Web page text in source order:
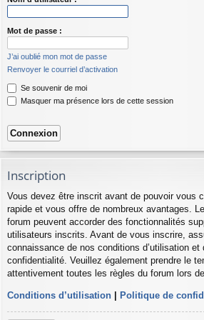
Mot de passe :
J’ai oublié mon mot de passe
Renvoyer le courriel d’activation
Se souvenir de moi
Masquer ma présence lors de cette session
Inscription
Vous devez être inscrit avant de pouvoir vous
rapide et vous offre de nombreux avantages.
forum peuvent accorder des fonctionnalités
utilisateurs inscrits. Avant de vous inscrire,
connaissance de nos conditions d’utilisation et
confidentialité. Veuillez également prendre le
attentivement toutes les règles du forum lors
Conditions d’utilisation | Politique de